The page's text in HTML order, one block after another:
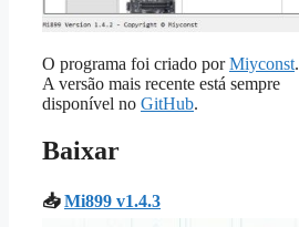
O programa foi criado porMiyconst.
A versão mais recente está sempre
disponível no GitHub.
Baixar
📥Mi899 v1.4.3